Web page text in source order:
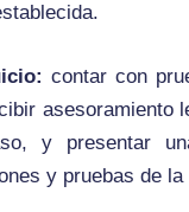
contar con
asesoramiento
y presentar
y pruebas de la